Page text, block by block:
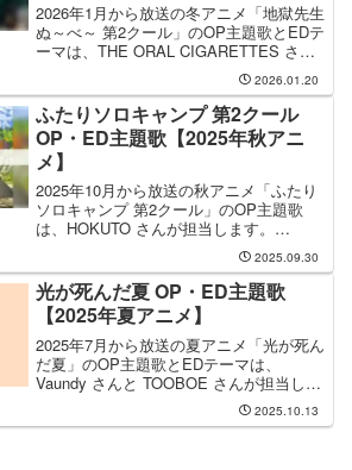
2026年1月から放送の冬アニメ「地獄先生
ぬ～べ～ 第2クール」のOP主題歌とEDテ
ーマは、THE ORAL CIGARETTES さん
と Ayumu Imazu さんが担当します。OP
主題歌を手掛けるのは THE ORAL
CIGARET...
2026.01.20
ふたりソロキャンプ 第2クール
OP・ED主題歌【2025年秋アニ
メ】
2025年10月から放送の秋アニメ「ふたり
ソロキャンプ 第2クール」のOP主題歌
は、HOKUTO さんが担当します。
HOKUTO さんが手掛けるOP主題歌のタ
イトルは「ふたりでいようか」になりま
す。気になるところまで読み飛ばす OP
主題歌を...
2025.09.30
光が死んだ夏 OP・ED主題歌
【2025年夏アニメ】
2025年7月から放送の夏アニメ「光が死ん
だ夏」のOP主題歌とEDテーマは、
Vaundy さんと TOOBOE さんが担当しま
す。OP主題歌を手掛けるのは Vaundy さ
んで、そのOP主題歌のタイトルは「再
2025.10.13